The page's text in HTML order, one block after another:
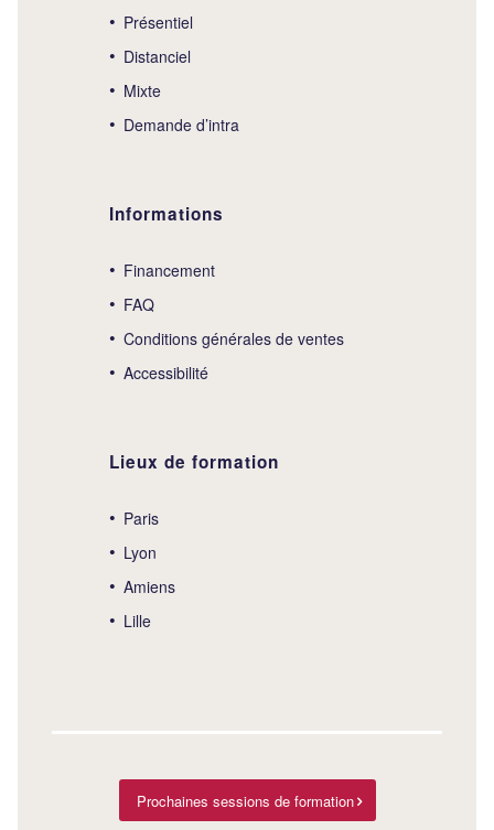
Présentiel
Distanciel
Mixte
Demande d’intra
Informations
Financement
FAQ
Conditions générales de ventes
Accessibilité
Lieux de formation
Paris
Lyon
Amiens
Lille
Prochaines sessions de formation